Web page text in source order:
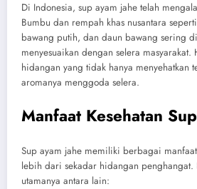
Di Indonesia, sup ayam jahe telah
Bumbu dan rempah khas nusantara
bawang putih, dan daun bawang sering
menyesuaikan dengan selera masyarakat.
hidangan yang tidak hanya menyehatkan
aromanya menggoda selera.
Manfaat Kesehatan
Sup ayam jahe memiliki berbagai
lebih dari sekadar hidangan penghangat.
utamanya antara lain: